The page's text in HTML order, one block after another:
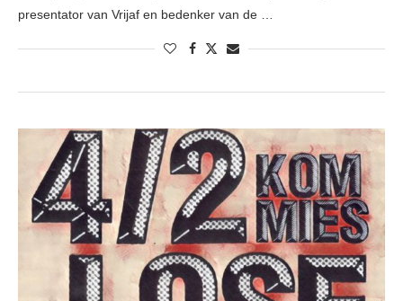
presentator van Vrijaf en bedenker van de …